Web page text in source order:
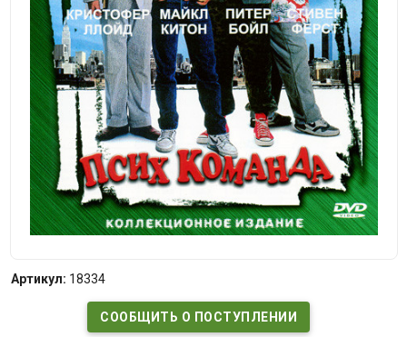
Артикул: 18334
СООБЩИТЬ О ПОСТУПЛЕНИИ